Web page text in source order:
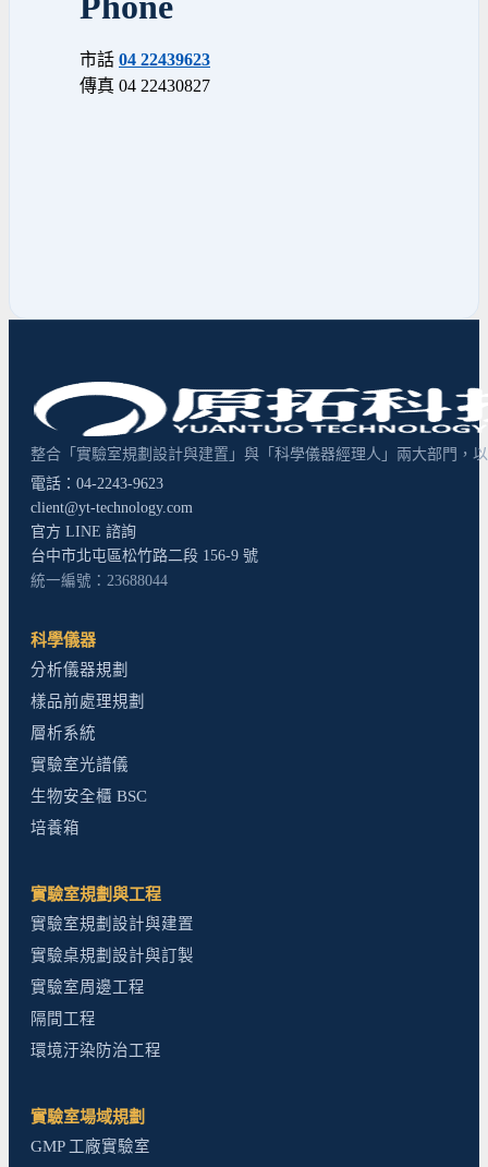
市話 04 22439623
傳真 04 22430827
整合「實驗室規劃設計與建置」與「科學儀器經理人」兩大部門，
電話：04-2243-9623
client@yt-technology.com
官方 LINE 諮詢
台中市北屯區松竹路二段 156-9 號
統一編號：23688044
科學儀器
分析儀器規劃
樣品前處理規劃
層析系統
實驗室光譜儀
生物安全櫃 BSC
培養箱
實驗室規劃與工程
實驗室規劃設計與建置
實驗桌規劃設計與訂製
實驗室周邊工程
隔間工程
環境汙染防治工程
實驗室場域規劃
GMP 工廠實驗室